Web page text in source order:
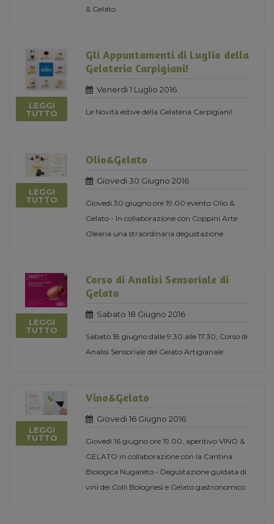
& Gelato
LEGGI
TUTTO
Gli Appuntamenti di Luglio della
Gelateria Carpigiani!
Venerdi 1 Luglio 2016
Le Novità estive della Gelateria Carpigiani!
LEGGI
TUTTO
Olio&Gelato
Giovedi 30 Giugno 2016
Giovedi 30 giugno ore 19.00 evento Olio &
Gelato - In collaborazione con Coppini Arte
Olearia una straordinaria degustazione
LEGGI
TUTTO
Corso di Analisi Sensoriale di
Gelato
Sabato 18 Giugno 2016
Sabato 18 giugno dalle 9.30 alle 17.30, Corso di
Analisi Sensoriale del Gelato Artigianale
LEGGI
TUTTO
Vino&Gelato
Giovedi 16 Giugno 2016
Giovedì 16 giugno ore 19.00, aperitivo VINO &
GELATO in collaborazione con la Cantina
Biologica Nugareto - Degustazione guidata di
vini dei Colli Bolognesi e Gelato gastronomico